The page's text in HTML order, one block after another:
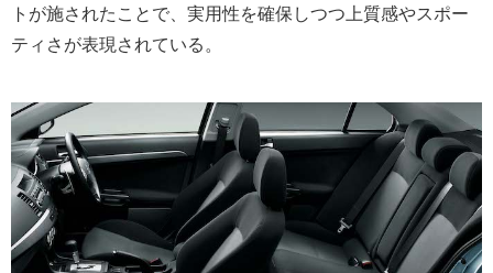
トが施されたことで、実用性を確保しつつ上質感やスポー
ティさが表現されている。